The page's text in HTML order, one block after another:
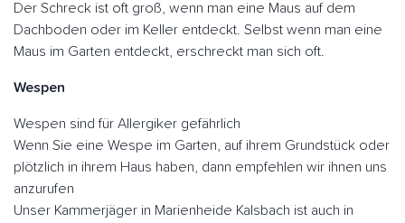
Der Schreck ist oft groß, wenn man eine Maus auf dem
Dachboden oder im Keller entdeckt. Selbst wenn man eine
Maus im Garten entdeckt, erschreckt man sich oft.
Wespen
Wespen sind für Allergiker gefährlich
Wenn Sie eine Wespe im Garten, auf ihrem Grundstück oder
plötzlich in ihrem Haus haben, dann empfehlen wir ihnen uns
anzurufen
Unser Kammerjäger in Marienheide Kalsbach ist auch in